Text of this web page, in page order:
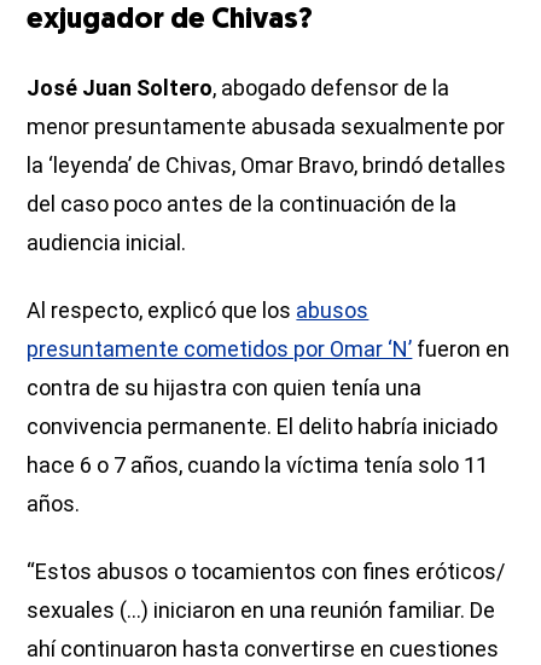
exjugador de Chivas?
José Juan Soltero, abogado defensor de la
menor presuntamente abusada sexualmente por
la ‘leyenda’ de Chivas, Omar Bravo, brindó detalles
del caso poco antes de la continuación de la
audiencia inicial.
Al respecto, explicó que los abusos
presuntamente cometidos por Omar ‘N’ fueron en
contra de su hijastra con quien tenía una
convivencia permanente. El delito habría iniciado
hace 6 o 7 años, cuando la víctima tenía solo 11
años.
“Estos abusos o tocamientos con fines eróticos/
sexuales (…) iniciaron en una reunión familiar. De
ahí continuaron hasta convertirse en cuestiones